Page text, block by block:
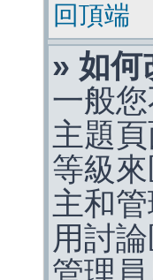
回頂端
» 如何
一般
主題
等級
主和
用討
管理